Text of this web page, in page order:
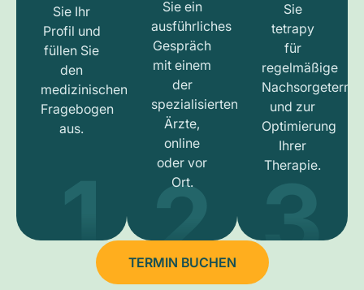
Sie Ihr
Profil und
füllen Sie
den
medizinischen
Fragebogen
aus.
1
Sie ein
ausführliches
Gespräch
mit einem
der
spezialisierten
Ärzte,
online
oder vor
Ort.
2
Sie
tetrapy
für
regelmäßige
und zur
Optimierung
Ihrer
Therapie.
3
TERMIN BUCHEN